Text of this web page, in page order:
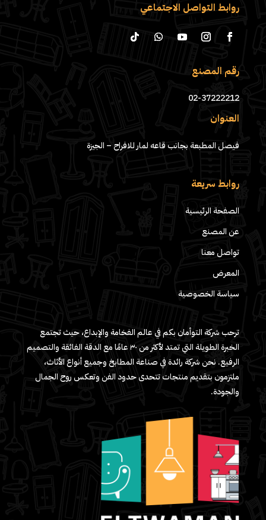
روابط التواصل الاجتماعي
رقم المصنع
02-37222212
العنوان
فيصل المطبعة بجانب قاعه لمار للافراح – الجيزة
روابط سريعة
الصفحة الرئيسية
عن المصنع
تواصل معنا
المعرض
سياسة الخصوصية
ترحب شركة التوأمان بكم في عالم الفخامة والإبداع، حيث تجتمع
الخبرة الطويلة التي تمتد لأكثر من ٣٠ عامًا مع الدقة الفائقة والتصميم
الرفيع. نحن شركة رائدة في صناعة المطابخ وجميع أنواع الأثاث،
ملتزمون بتقديم منتجات تتحدى حدود الفن وتعكس روح الجمال
والجودة.